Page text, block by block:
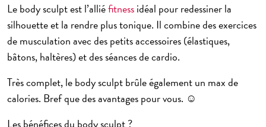
Lebody sculptest l’alliéfitnessidéal pour redessiner la
silhouette et la rendre plus tonique. Il combine des exercices
demusculationavec des petits accessoires (élastiques,
bâtons, haltères) et desséances de cardio.
Très complet, lebody sculptbrûle également un max de
calories. Bref que des avantages pour vous. ☺